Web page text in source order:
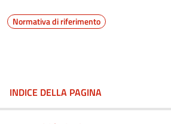
Normativa di riferimento
INDICE DELLA PAGINA